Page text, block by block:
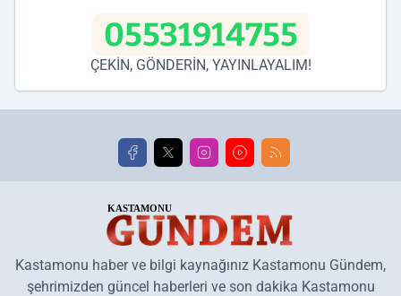
05531914755
ÇEKİN, GÖNDERİN, YAYINLAYALIM!
Kastamonu haber ve bilgi kaynağınız Kastamonu Gündem,
şehrimizden güncel haberleri ve son dakika Kastamonu